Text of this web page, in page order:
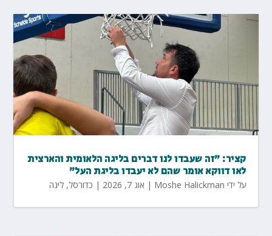
קציר: "זה שעבדו לנו דברים בליגה הלאומית והארצית
לאו דווקא אומר שהם לא יעבדו בליגת העל"
על ידי Moshe Halickman
| אוג 7, 2026 | כדורסל,ליגה